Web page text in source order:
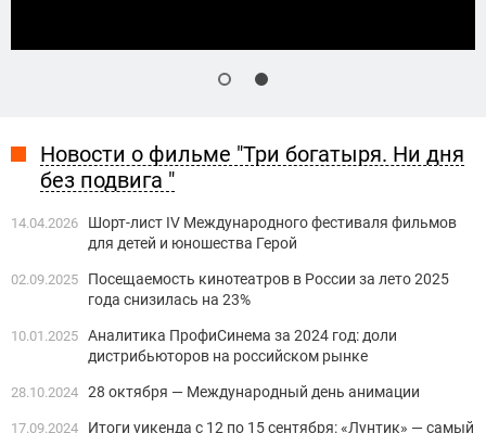
Новости о фильме "Три богатыря. Ни дня
без подвига "
14.04.2026
Шорт-лист IV Международного фестиваля фильмов
для детей и юношества Герой
02.09.2025
Посещаемость кинотеатров в России за лето 2025
года снизилась на 23%
10.01.2025 Аналитика ПрофиСинема за 2024 год: доли
дистрибьюторов на российском рынке
28.10.2024 28 октября — Международный день анимации
17.09.2024
Итоги уикенда с 12 по 15 сентября: «Лунтик» — самый